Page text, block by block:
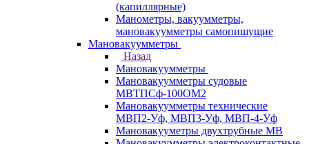
(капиллярные)
Манометры, вакуумметры,
мановакуумметры самопишущие
Мановакуумметры
Назад
Мановакуумметры
Мановакуумметры судовые
МВТПСф-100ОМ2
Мановакуумметры технические
МВП2-Уф, МВП3-Уф, МВП-4-Уф
Мановакууметры двухтрубные МВ